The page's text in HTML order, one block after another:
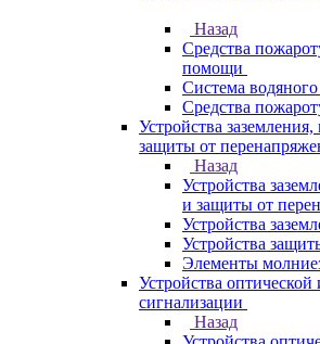
Назад
Средства
помощи
Система
Средства
Устройства
защиты от
Назад
Устройства
и защиты от
Устройства
Устройства
Элементы
Устройства оптической
сигнализации
Назад